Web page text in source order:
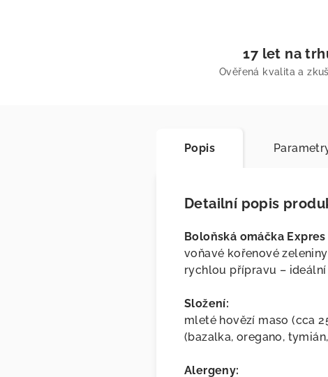
17 let na
Ověřená kvalita a
Popis
Detailní popis
Boloňská omáčka
voňavé kořenové
rychlou přípravu –
Složení:
mleté hovězí maso (cca
(bazalka, oregano,
Alergeny: